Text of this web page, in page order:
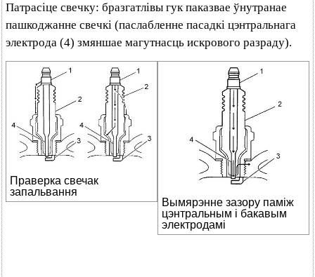
Патрасіце свечку: бразгатлівы гук паказвае ўнутранае
пашкоджанне свечкі (паслабленне пасадкі цэнтральнага
электрода (4) змяншае магутнасць искрового разраду).
Праверка свечак
запальвання
Вымярэнне зазору паміж
цэнтральным і бакавым
электродамі